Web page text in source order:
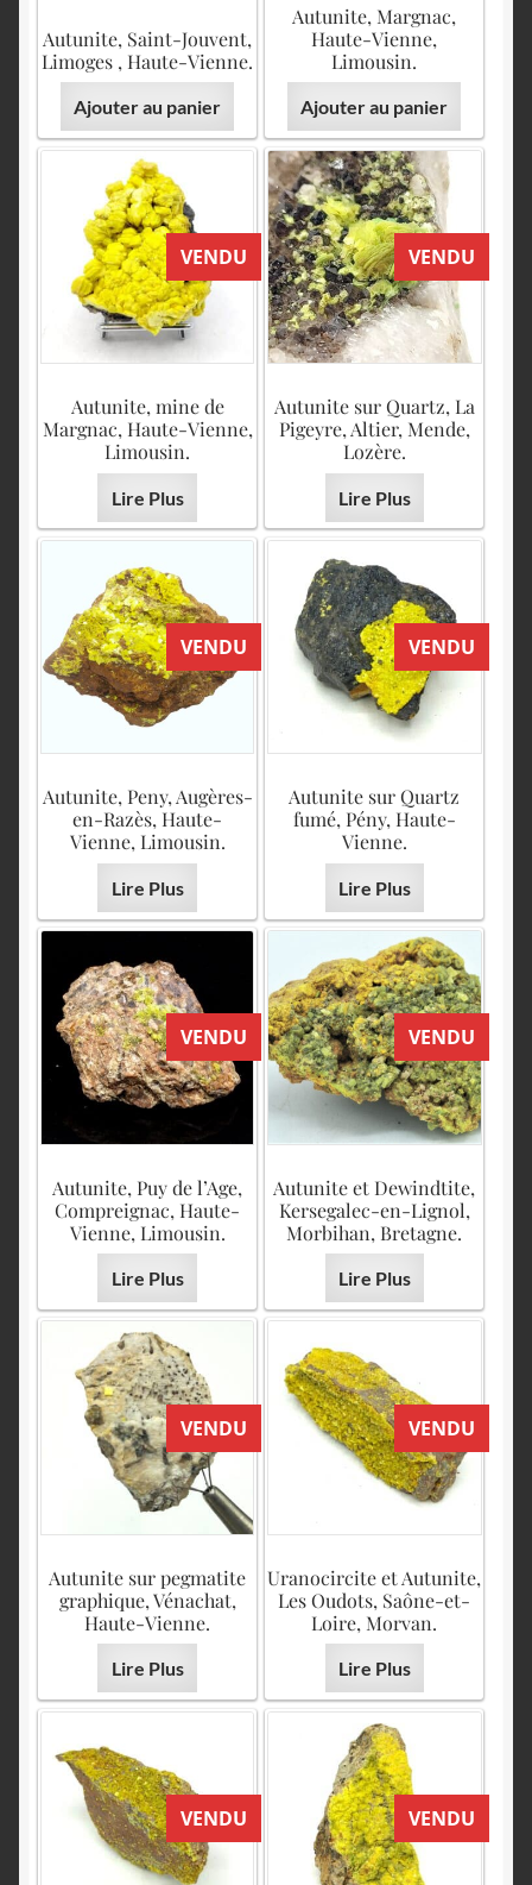
Autunite, Margnac,
Haute-Vienne,
Limousin.
Ajouter au panier
Autunite, Saint-Jouvent,
Limoges , Haute-Vienne.
Ajouter au panier
VENDU
Autunite, mine de
Margnac, Haute-Vienne,
Limousin.
Lire Plus
VENDU
Autunite sur Quartz, La
Pigeyre, Altier, Mende,
Lozère.
Lire Plus
VENDU
Autunite, Peny, Augères-
en-Razès, Haute-
Vienne, Limousin.
Lire Plus
VENDU
Autunite sur Quartz
fumé, Pény, Haute-
Vienne.
Lire Plus
VENDU
Autunite, Puy de l’Age,
Compreignac, Haute-
Vienne, Limousin.
Lire Plus
VENDU
Autunite et Dewindtite,
Kersegalec-en-Lignol,
Morbihan, Bretagne.
Lire Plus
VENDU
Autunite sur pegmatite
graphique, Vénachat,
Haute-Vienne.
Lire Plus
VENDU
Uranocircite et Autunite,
Les Oudots, Saône-et-
Loire, Morvan.
Lire Plus
VENDU VENDU